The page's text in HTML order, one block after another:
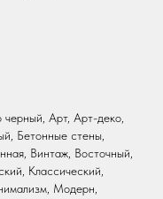
Арт, Арт-деко,
Бетонные стены,
Винтаж, Восточный,
Классический,
Модерн,